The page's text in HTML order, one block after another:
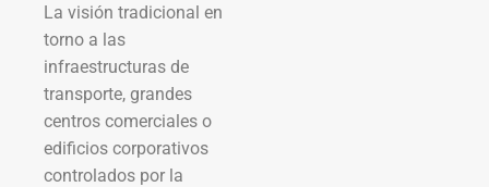
La visión tradicional en
torno a las
infraestructuras de
transporte, grandes
centros comerciales o
edificios corporativos
controlados por la